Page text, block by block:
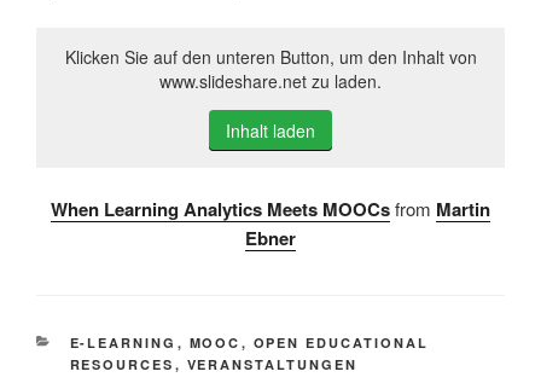
Klicken Sie auf den unteren Button, um den Inhalt von
www.slideshare.net zu laden.
Inhalt laden
When Learning Analytics Meets MOOCsfrom Martin
Ebner
KATEGORIEN
E-LEARNING , MOOC , OPEN EDUCATIONAL
RESOURCES , VERANSTALTUNGEN